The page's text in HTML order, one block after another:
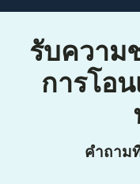
รับความ
การโอน
คำถาม